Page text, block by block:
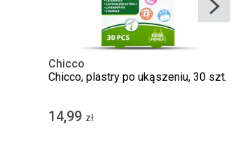
Chicco
Chicco, plastry po ukąszeniu, 30 szt.
14,99 zł